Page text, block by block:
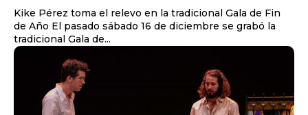
Kike Pérez toma el relevo en la tradicional Gala de Fin
de Año El pasado sábado 16 de diciembre se grabó la
tradicional Gala de...